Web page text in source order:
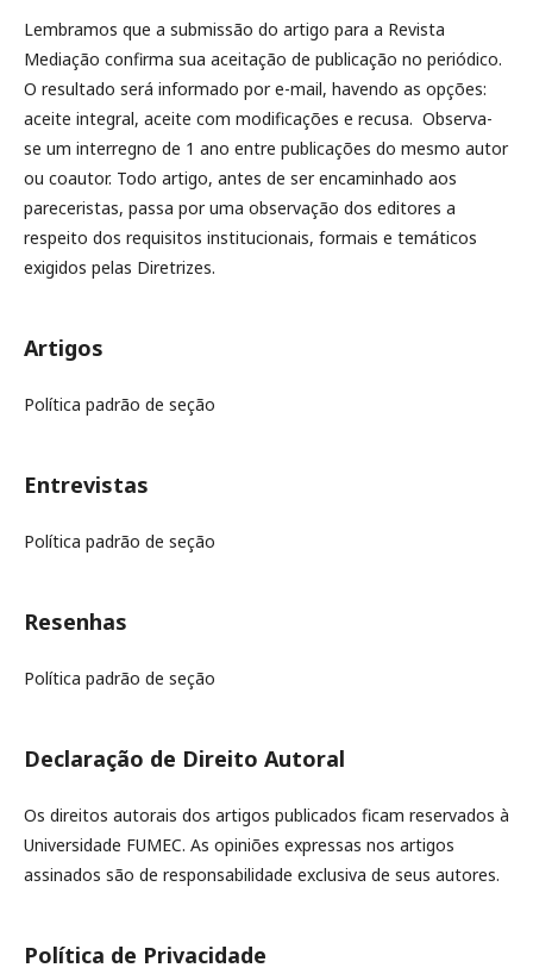
Lembramos que a submissão do artigo para a Revista
Mediação confirma sua aceitação de publicação no periódico.
O resultado será informado por e-mail, havendo as opções:
aceite integral, aceite com modificações e recusa. Observa-
se um interregno de 1 ano entre publicações do mesmo autor
ou coautor. Todo artigo, antes de ser encaminhado aos
pareceristas, passa por uma observação dos editores a
respeito dos requisitos institucionais, formais e temáticos
exigidos pelas Diretrizes.
Artigos
Política padrão de seção
Entrevistas
Política padrão de seção
Resenhas
Política padrão de seção
Declaração de Direito Autoral
Os direitos autorais dos artigos publicados ficam reservados à
Universidade FUMEC. As opiniões expressas nos artigos
assinados são de responsabilidade exclusiva de seus autores.
Política de Privacidade